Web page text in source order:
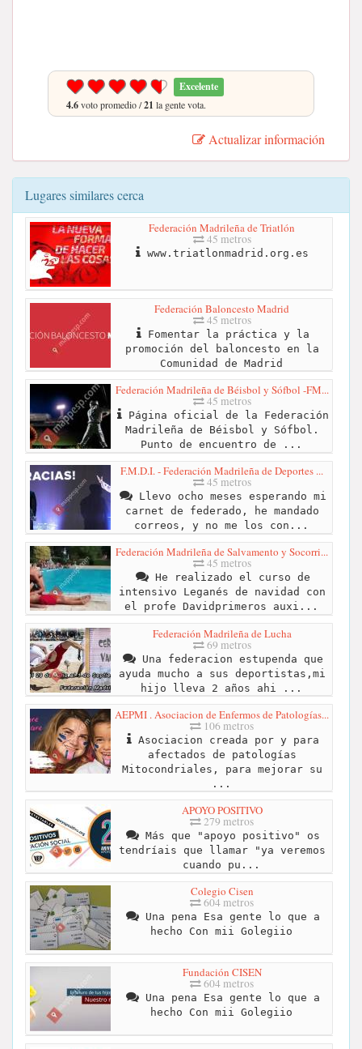
Excelente
4.6voto promedio /21 la gente vota.
Actualizar información
Lugares similares cerca
Federación Madrileña de Triatlón
45 metros
www.triatlonmadrid.org.es
Federación Baloncesto Madrid
45 metros
Fomentar la práctica y la
promoción del baloncesto en la
Comunidad de Madrid
Federación Madrileña de Béisbol y Sófbol -FM...
45 metros
Página oficial de la Federación
Madrileña de Béisbol y Sófbol.
Punto de encuentro de ...
F.M.D.I. - Federación Madrileña de Deportes ...
45 metros
Llevo ocho meses esperando mi
carnet de federado, he mandado
correos, y no me los con...
Federación Madrileña de Salvamento y Socorri...
45 metros
He realizado el curso de
intensivo Leganés de navidad con
el profe Davidprimeros auxi...
Federación Madrileña de Lucha
69 metros
Una federacion estupenda que
ayuda mucho a sus deportistas,mi
hijo lleva 2 años ahi ...
AEPMI . Asociacion de Enfermos de Patologías...
106 metros
Asociacion creada por y para
afectados de patologías
Mitocondriales, para mejorar su
...
APOYO POSITIVO
279 metros
Más que "apoyo positivo" os
tendríais que llamar "ya veremos
cuando pu...
Colegio Cisen
604 metros
Una pena Esa gente lo que a
hecho Con mii Golegiio
Fundación CISEN
604 metros
Una pena Esa gente lo que a
hecho Con mii Golegiio